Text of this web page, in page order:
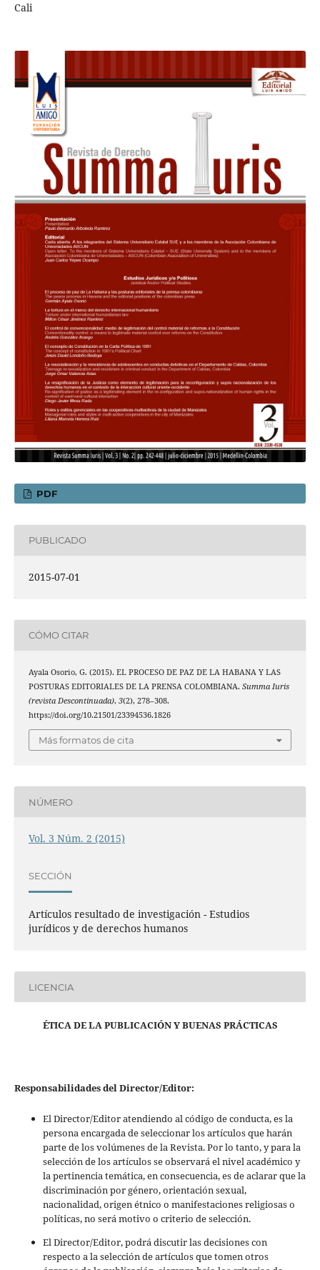
Cali
PDF
PUBLICADO
2015-07-01
CÓMO CITAR
Ayala Osorio, G. (2015). EL PROCESO DE PAZ DE LA HABANA Y LAS
POSTURAS EDITORIALES DE LA PRENSA COLOMBIANA. Summa Iuris
(revista Descontinuada), 3(2), 278–308.
https://doi.org/10.21501/23394536.1826
Más formatos de cita
NÚMERO
Vol. 3 Núm. 2 (2015)
SECCIÓN
Artículos resultado de investigación - Estudios
jurídicos y de derechos humanos
LICENCIA
ÉTICA DE LA PUBLICACIÓN Y BUENAS PRÁCTICAS
Responsabilidades del Director/Editor:
El Director/Editor atendiendo al código de conducta, es la
persona encargada de seleccionar los artículos que harán
parte de los volúmenes de la Revista. Por lo tanto, y para la
selección de los artículos se observará el nivel académico y
la pertinencia temática, en consecuencia, es de aclarar que la
discriminación por género, orientación sexual,
nacionalidad, origen étnico o manifestaciones religiosas o
políticas, no será motivo o criterio de selección.
El Director/Editor, podrá discutir las decisiones con
respecto a la selección de artículos que tomen otros